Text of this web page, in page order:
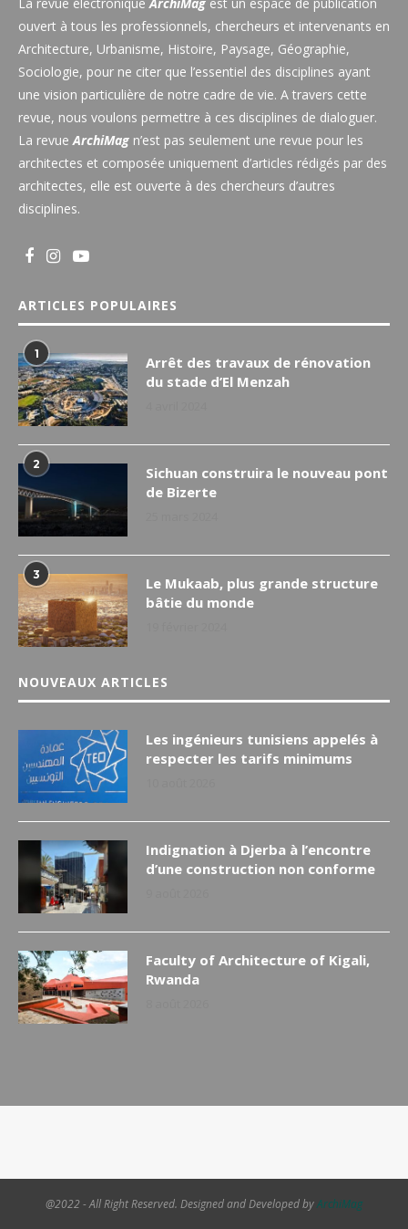
ouvert à tous les professionnels, chercheurs et intervenants en
Architecture, Urbanisme, Histoire, Paysage, Géographie,
Sociologie, pour ne citer que l’essentiel des disciplines ayant
une vision particulière de notre cadre de vie. A travers cette
revue, nous voulons permettre à ces disciplines de dialoguer.
La revue ArchiMag n’est pas seulement une revue pour les
architectes et composée uniquement d’articles rédigés par des
architectes, elle est ouverte à des chercheurs d’autres
disciplines.
ARTICLES POPULAIRES
1
Arrêt des travaux de rénovation
du stade d’El Menzah
2
Sichuan construira le nouveau pont
de Bizerte
3
Le Mukaab, plus grande structure
bâtie du monde
NOUVEAUX ARTICLES
Les ingénieurs tunisiens appelés à
respecter les tarifs minimums
Indignation à Djerba à l’encontre
d’une construction non conforme
Faculty of Architecture of Kigali,
Rwanda
@2022 - All Right Reserved. Designed and Developed byArchiMag